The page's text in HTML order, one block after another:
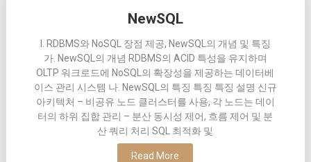
NewSQL
I. RDBMS와 NoSQL 장점 제공, NewSQL의 개념 및 특징
가. NewSQL의 개념 RDBMS의 ACID 특성을 유지하며
OLTP 워크로드에 NoSQL의 확장성을 제공하는 데이터베
이스 관리 시스템 나. NewSQL의 특징 특징 특징 설명 신규
아키텍처 – 비공유 노드 클러스터를 사용, 각 노드는 데이
터의 하위 집합 관리 – 분산 동시성 제어, 흐름 제어 및 분
산 쿼리 처리 SQL 최적화 및
Read More